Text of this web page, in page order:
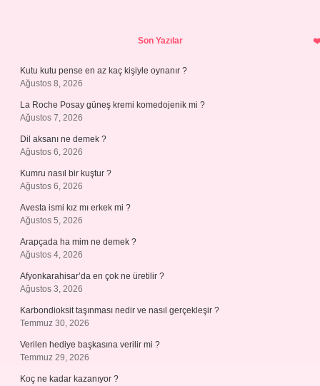
Son Yazılar
Kutu kutu pense en az kaç kişiyle oynanır ?
Ağustos 8, 2026
La Roche Posay güneş kremi komedojenik mi ?
Ağustos 7, 2026
Dil aksanı ne demek ?
Ağustos 6, 2026
Kumru nasıl bir kuştur ?
Ağustos 6, 2026
Avesta ismi kız mı erkek mi ?
Ağustos 5, 2026
Arapçada ha mim ne demek ?
Ağustos 4, 2026
Afyonkarahisar’da en çok ne üretilir ?
Ağustos 3, 2026
Karbondioksit taşınması nedir ve nasıl gerçekleşir ?
Temmuz 30, 2026
Verilen hediye başkasına verilir mi ?
Temmuz 29, 2026
Koç ne kadar kazanıyor ?